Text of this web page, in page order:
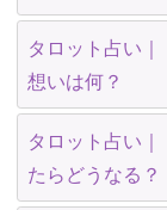
タロット占い
想いは何？
タロット占い
たらどうなる？